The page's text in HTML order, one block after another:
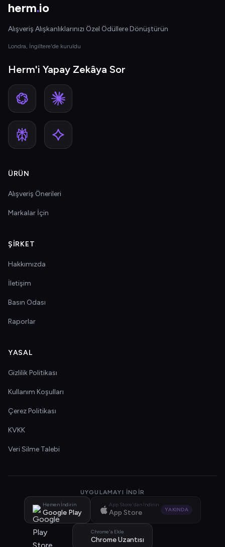
herm.io
Alışveriş Alışkanlıklarınızı Özel Ödüllere Dönüştürün
Londra, İngiltere'de kuruldu
Herm'i Yapay Zekâya Sor
ÜRÜN
Alışveriş Önerileri
Markalar İçin
ŞIRKET
Hakkımızda
İletişim
Basın Odası
Raporlar
YASAL
Gizlilik Politikası
Kullanım Koşulları
Çerez Politikası
KVKK
Veri Silme Talebi
UYGULAMAYI İNDIR
Hemen İndirin
Google Play
App Store'dan İndirin
App Store YAKINDA
Chrome'a Ekle
Chrome Uzantısı